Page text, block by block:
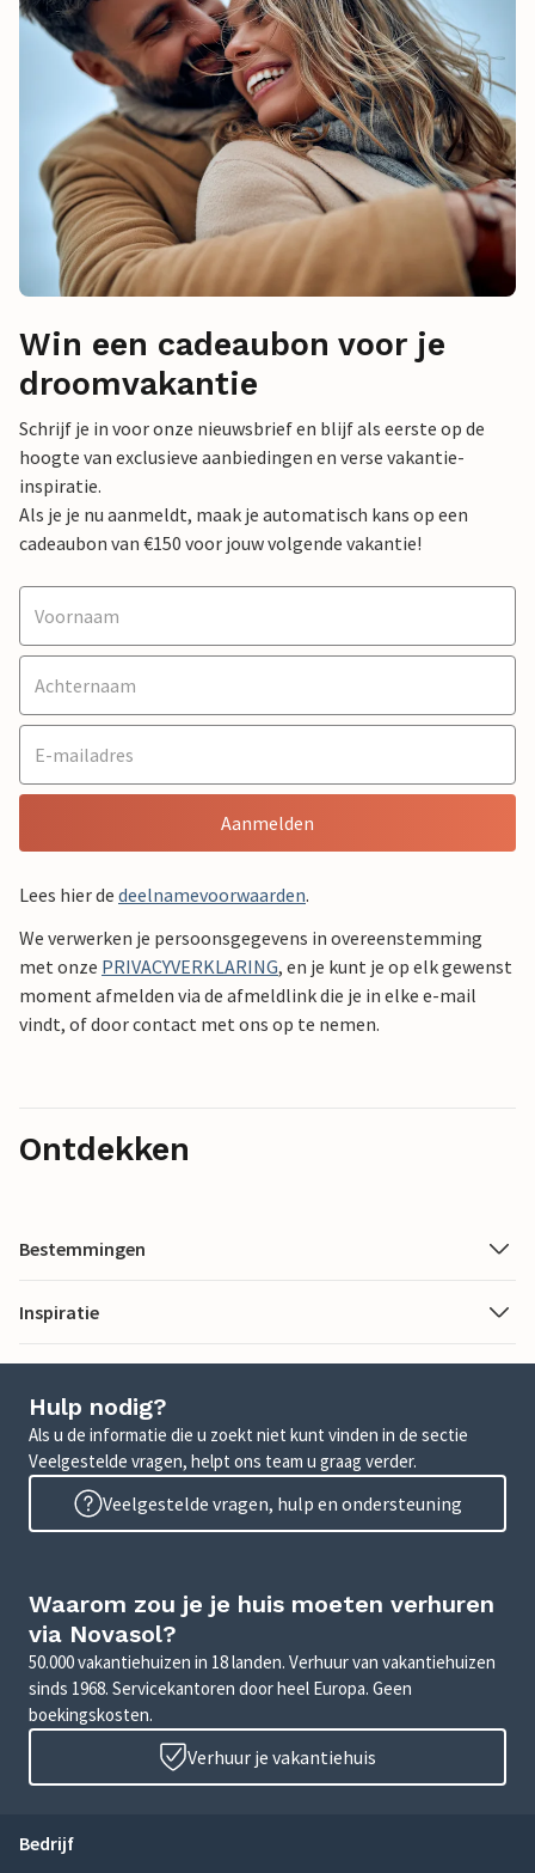
Win een cadeaubon voor je
droomvakantie
Schrijf je in voor onze nieuwsbrief en blijf als eerste op de
hoogte van exclusieve aanbiedingen en verse vakantie-
inspiratie.
Als je je nu aanmeldt, maak je automatisch kans op een
cadeaubon van €150 voor jouw volgende vakantie!
Aanmelden
Lees hier de deelnamevoorwaarden.
We verwerken je persoonsgegevens in overeenstemming
met onze PRIVACYVERKLARING, en je kunt je op elk gewenst
moment afmelden via de afmeldlink die je in elke e-mail
vindt, of door contact met ons op te nemen.
Ontdekken
Bestemmingen
Inspiratie
Hulp nodig?
Als u de informatie die u zoekt niet kunt vinden in de sectie
Veelgestelde vragen, helpt ons team u graag verder.
Veelgestelde vragen, hulp en ondersteuning
Waarom zou je je huis moeten verhuren
via Novasol?
50.000 vakantiehuizen in 18 landen. Verhuur van vakantiehuizen
sinds 1968. Servicekantoren door heel Europa. Geen
boekingskosten.
Verhuur je vakantiehuis
Bedrijf